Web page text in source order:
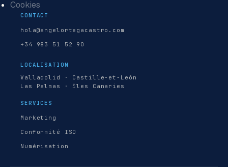
Cookies
CONTACT
hola@angelortegacastro.com
+34 983 51 52 90
LOCALISATION
Valladolid · Castille-et-León
Las Palmas · îles Canaries
SERVICES
Marketing
Conformité ISO
Numérisation